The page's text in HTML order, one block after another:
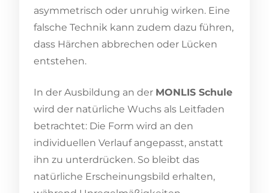
asymmetrisch oder unruhig wirken. Eine
falsche Technik kann zudem dazu führen,
dass Härchen abbrechen oder Lücken
entstehen.
In der Ausbildung an der MONLIS Schule
wird der natürliche Wuchs als Leitfaden
betrachtet: Die Form wird an den
individuellen Verlauf angepasst, anstatt
ihn zu unterdrücken. So bleibt das
natürliche Erscheinungsbild erhalten,